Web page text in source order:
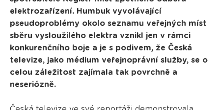
elektrozařízení. Humbuk vyvolávající
pseudoproblémy okolo seznamu veřejných míst
sběru vysloužilého elektra vznikl jen v rámci
konkurenčního boje a je s podivem, že Česká
televize, jako médium veřejnoprávní služby, se o
celou záležitost zajímala tak povrchně a
neseriózně.